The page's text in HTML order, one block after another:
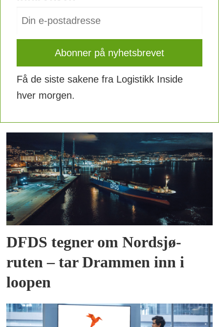
Få de siste sakene fra Logistikk Inside
hver morgen.
DFDS tegner om Nordsjø-
ruten – tar Drammen inn i
loopen